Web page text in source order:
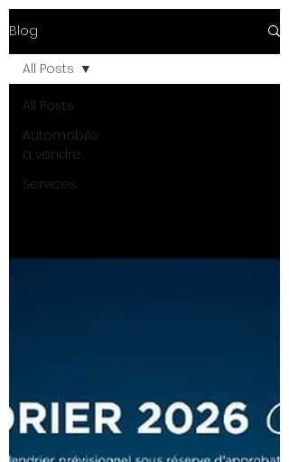
Blog
All Posts
Automobile
à vendre
Services
All Posts